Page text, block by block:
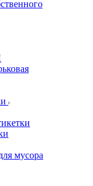
мусора